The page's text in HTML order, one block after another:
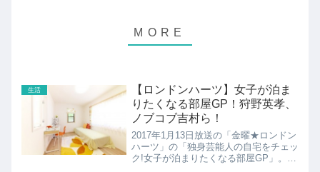
生活
【ロンドンハーツ】女子が泊ま
りたくなる部屋GP！狩野英孝、
ノブコブ吉村ら！
2017年1月13日放送の「金曜★ロンドン
ハーツ」の「独身芸能人の自宅をチェッ
ク!女子が泊まりたくなる部屋GP」。小